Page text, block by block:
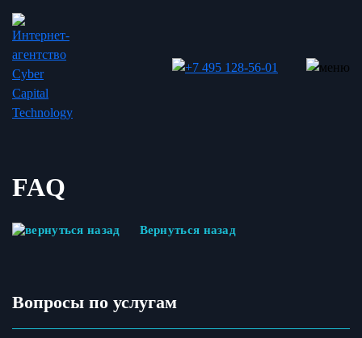
FAQ
Вернуться назад
Вопросы по услугам